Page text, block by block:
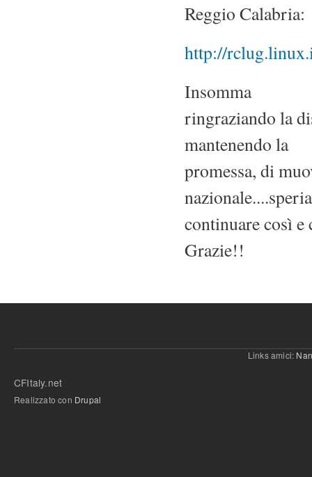
Reggio Calabria:
http://
Insomma
ringraziando la
mantenendo la
promessa, di
continuare così
Grazie!!
Links amici:
CFItaly.net
Realizzato con Drupal